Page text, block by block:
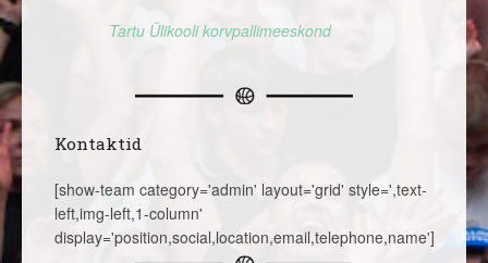
Tartu Ülikooli korvpallimeeskond
Kontaktid
[show-team category='admin' layout='grid' style=',text-
left,img-left,1-column'
display='position,social,location,email,telephone,name']